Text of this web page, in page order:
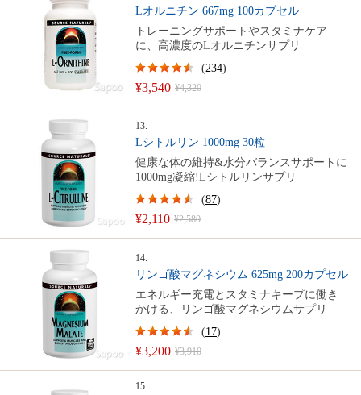
Lオルニチン 667mg 100カプセル
トレーニングサポートやスタミナケア
に、高濃度のLオルニチンサプリ
¥3,540 ¥4,320
(234)
13.
Lシトルリン 1000mg 30粒
健康な体の維持&水分バランスサポートに
1000mg凝縮!Lシトルリンサプリ
¥2,110 ¥2,580
(87)
14.
リンゴ酸マグネシウム 625mg 200カプセル
エネルギー充電とスタミナキープに働き
かける、リンゴ酸マグネシウムサプリ
¥3,200 ¥3,910
(17)
15.